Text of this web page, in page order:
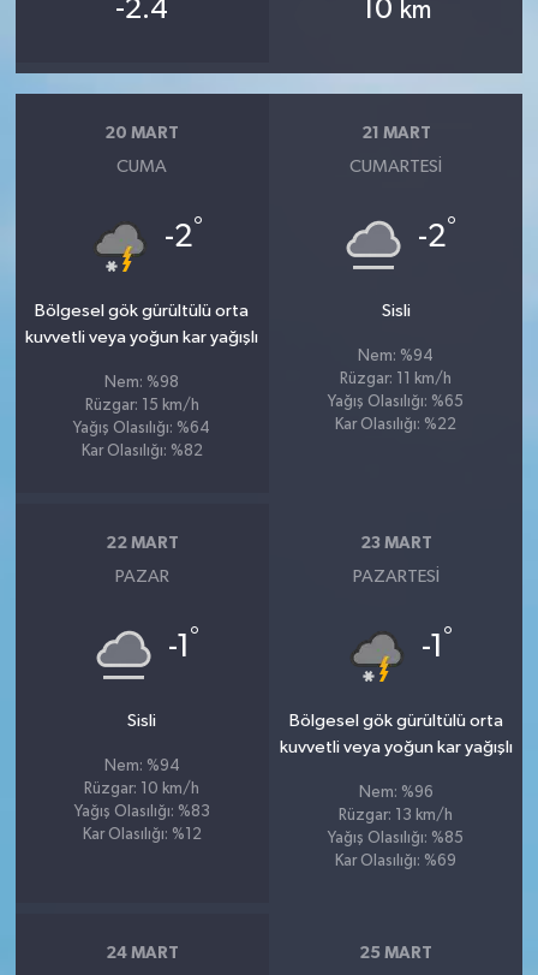
-2.4 10 km
20 MART
CUMA
-2°
Bölgesel gök gürültülü orta
kuvvetli veya yoğun kar yağışlı
Nem: %98
Rüzgar: 15 km/h
Yağış Olasılığı: %64
Kar Olasılığı: %82
21 MART
CUMARTESI
-2°
Sisli
Nem: %94
Rüzgar: 11 km/h
Yağış Olasılığı: %65
Kar Olasılığı: %22
22 MART
PAZAR
-1 °
Sisli
Nem: %94
Rüzgar: 10 km/h
Yağış Olasılığı: %83
Kar Olasılığı: %12
23 MART
PAZARTESI
-1 °
Bölgesel gök gürültülü orta
kuvvetli veya yoğun kar yağışlı
Nem: %96
Rüzgar: 13 km/h
Yağış Olasılığı: %85
Kar Olasılığı: %69
24 MART 25 MART